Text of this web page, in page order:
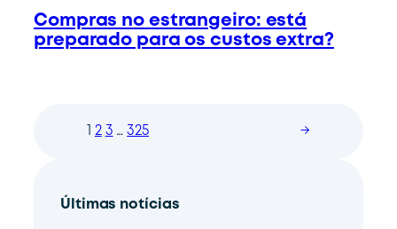
Compras no estrangeiro: está
preparado para os custos extra?
2 3 … 325 →
Últimas notícias